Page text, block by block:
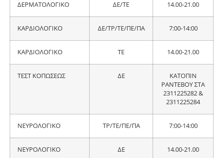
ΔΕΡΜΑΤΟΛΟΓΙΚΟ ΔΕ/ΤΕ 14.00-21.00
ΚΑΡΔΙΟΛΟΓΙΚΟ ΔΕ/ΤΡ/ΤΕ/ΠΕ/ΠΑ 7:00-14:00
ΚΑΡΔΙΟΛΟΓΙΚΟ ΤΕ 14.00-21.00
ΤΕΣΤ ΚΟΠΩΣΕΩΣ ΔΕ
ΚΑΤΟΠΙΝ
ΡΑΝΤΕΒΟΥ ΣΤΑ
2311225282 &
2311225284
ΝΕΥΡΟΛΟΓΙΚΟ ΤΡ/ΤΕ/ΠΕ/ΠΑ 7:00-14:00
ΝΕΥΡΟΛΟΓΙΚΟ ΔΕ 14.00-21.00